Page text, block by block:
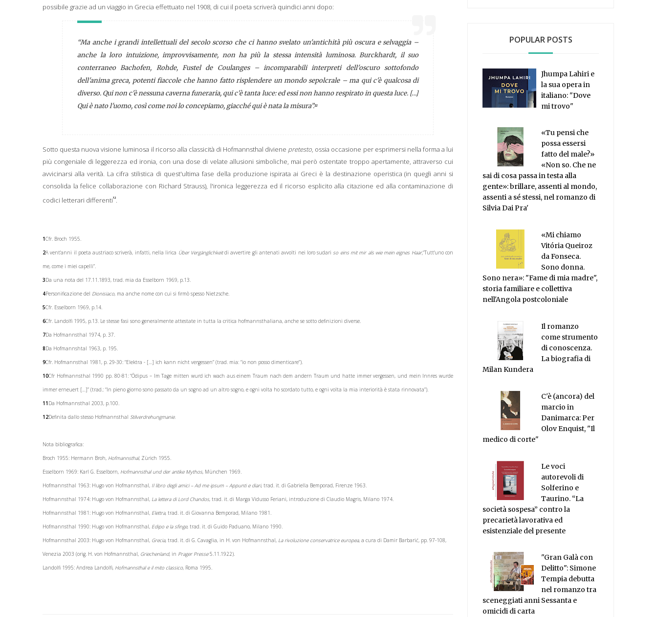
possibile grazie ad un viaggio in Grecia effettuato nel 1908, di cui il poeta scriverà quindici anni dopo:
“Ma anche i grandi intellettuali del secolo scorso che ci hanno svelato un'antichità più oscura e selvaggia –
anche la loro intuizione, improvvisamente, non ha più la stessa intensità luminosa. Burckhardt, il suo
conterraneo Bachofen, Rohde, Fustel de Coulanges – incomparabili interpreti dell'oscuro sottofondo
dell'anima greca, potenti fiaccole che hanno fatto risplendere un mondo sepolcrale – ma qui c'è qualcosa di
diverso. Qui non c'è nessuna caverna funeraria, qui c'è tanta luce: ed essi non hanno respirato in questa luce. […]
Qui è nato l'uomo, così come noi lo concepiamo, giacché qui è nata la misura”.11
Sotto questa nuova visione luminosa il ricorso alla classicità di Hofmannsthal diviene pretesto, ossia occasione per esprimersi nella forma a lui
più congeniale di leggerezza ed ironia, con una dose di velate allusioni simboliche, mai però ostentate troppo apertamente, attraverso cui
avvicinarsi alla verità. La cifra stilistica di quest'ultima fase della produzione ispirata ai Greci è la destinazione operistica (in quegli anni si
consolida la felice collaborazione con Richard Strauss), l'ironica leggerezza ed il ricorso esplicito alla citazione ed alla contaminazione di
codici letterari differenti12.
1Cfr. Broch 1955.
2A vent'anni il poeta austriaco scriverà, infatti, nella lirica Über Vergänglichkeitdi avvertire gli antenati avvolti nei loro sudariso eins mit mir als wie mein eignes Haar,“Tutt'uno con
me, come i miei capelli”.
3Da una nota del 17.11.1893, trad. mia da Esselborn 1969, p.13.
4Personificazione del Dionisiaco, ma anche nome con cui si firmò spesso Nietzsche.
5Cfr. Esselborn 1969, p.14.
6Cfr. Landolfi 1995, p.13. Le stesse fasi sono generalmente attestate in tutta la critica hofmannsthaliana, anche se sotto definizioni diverse.
7Da Hofmannsthal 1974, p. 37.
8Da Hofmannshtal 1963, p. 195.
9Cfr. Hofmannsthal 1981, p. 29-30: “Elektra - […] ich kann nicht vergessen” (trad. mia: “io non posso dimenticare”).
10Cfr Hofmannsthal 1990 pp. 80-81: “Ödipus – Im Tage mitten wurd ich wach aus einem Traum nach dem andern Traum und hatte immer vergessen, und mein Innres wurde
immer erneuert […]” (trad.: “In pieno giorno sono passato da un sogno ad un altro sogno, e ogni volta ho scordato tutto, e ogni volta la mia interiorità è stata rinnovata”).
11 Da Hofmannsthal 2003, p.100.
12Definita dallo stesso Hofmannsthal Stilverdrehungmanie.
Nota bibliografica:
Broch 1955: Hermann Broh, Hofmannsthal, Zürich 1955.
Esselborn 1969: Karl G. Esselborn, Hofmannsthal und der antike Mythos, München 1969.
Hofmannsthal 1963: Hugo von Hofmannsthal, Il libro degli amici – Ad me ipsum – Appunti e diari, trad. it. di Gabriella Bemporad, Firenze 1963.
Hofmannsthal 1974: Hugo von Hofmannsthal, La lettera di Lord Chandos, trad. it. di Marga Vidusso Feriani, introduzione di Claudio Magris, Milano 1974.
Hofmannsthal 1981: Hugo von Hofmannsthal, Elettra, trad. it. di Giovanna Bemporad, Milano 1981.
Hofmannsthal 1990: Hugo von Hofmannsthal, Edipo e la sfinge, trad. it. di Guido Paduano, Milano 1990.
Hofmannsthal 2003: Hugo von Hofmannsthal, Grecia, trad. it. di G. Cavaglia, in H. von Hofmannsthal, La rivoluzione conservatrice europea, a cura di Damir Barbarić, pp. 97-108,
Venezia 2003 (orig. H. von Hofmannsthal, Griechenland, in Prager Presse5.11.1922).
Landolfi 1995: Andrea Landolfi, Hofmannsthal e il mito classico, Roma 1995.
POPULAR POSTS
Jhumpa Lahiri e
la sua opera in
italiano: "Dove
mi trovo"
«Tu pensi che
possa essersi
fatto del male?»
«Non so. Che ne
sai di cosa passa in testa alla
gente»: brillare, assenti al mondo,
assenti a sé stessi, nel romanzo di
Silvia Dai Pra'
«Mi chiamo
Vitória Queiroz
da Fonseca.
Sono donna.
Sono nera»: "Fame di mia madre",
storia familiare e collettiva
nell'Angola postcoloniale
Il romanzo
come strumento
di conoscenza.
La biografia di
Milan Kundera
C'è (ancora) del
marcio in
Danimarca: Per
Olov Enquist, "Il
medico di corte"
Le voci
autorevoli di
Solferino e
Taurino. “La
società sospesa” contro la
precarietà lavorativa ed
esistenziale del presente
"Gran Galà con
Delitto": Simone
Tempia debutta
nel romanzo tra
sceneggiati anni Sessanta e
omicidi di carta